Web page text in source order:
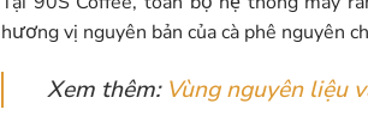
hương vị nguyên bản của cà phê nguyên
Xem thêm: Vùng nguyên liệu